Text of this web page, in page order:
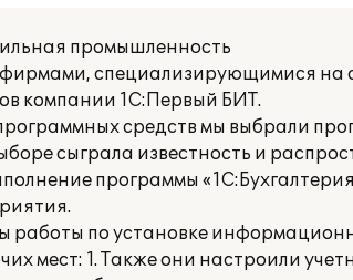
промышленность
фирмами, специализирующимися на
компании 1С:Первый БИТ.
средств мы выбрали
сыграла известность и
программы
по установке
мест: 1. Также они настроили